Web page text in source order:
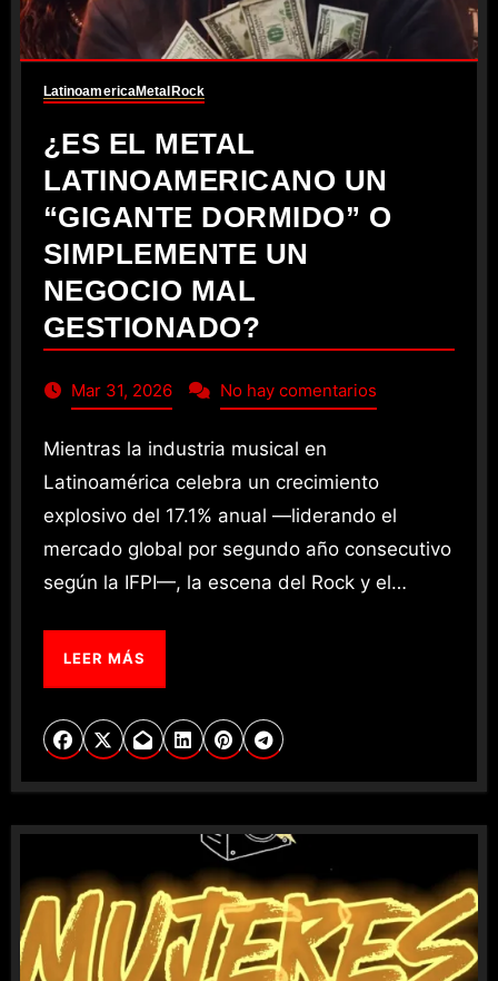
LatinoamericaMetalRock
¿ES EL METAL
LATINOAMERICANO UN
“GIGANTE DORMIDO” O
SIMPLEMENTE UN
NEGOCIO MAL
GESTIONADO?
Mar 31, 2026 No hay comentarios
Mientras la industria musical en
Latinoamérica celebra un crecimiento
explosivo del 17.1% anual —liderando el
mercado global por segundo año consecutivo
según la IFPI—, la escena del Rock y el…
LEER MÁS